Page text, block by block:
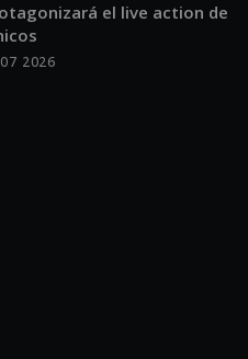
el live action de
2026